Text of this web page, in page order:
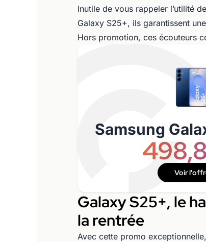
Inutile de vous rappeler l’utilité
Galaxy S25+, ils garantissent
Hors promotion, ces écouteurs
Samsung
Voir
Galaxy S25+, le
la rentrée
Avec cette promo